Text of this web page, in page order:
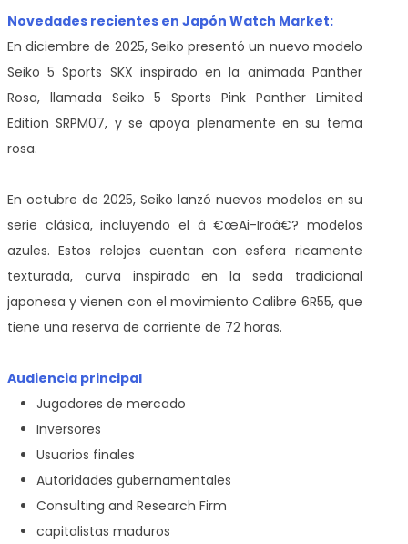
Novedades recientes en Japón Watch Market:
En diciembre de 2025, Seiko presentó un nuevo modelo
Seiko 5 Sports SKX inspirado en la animada Panther
Rosa, llamada Seiko 5 Sports Pink Panther Limited
Edition SRPM07, y se apoya plenamente en su tema
rosa.
En octubre de 2025, Seiko lanzó nuevos modelos en su
serie clásica, incluyendo el â €œAi-Iroâ€? modelos
azules. Estos relojes cuentan con esfera ricamente
texturada, curva inspirada en la seda tradicional
japonesa y vienen con el movimiento Calibre 6R55, que
tiene una reserva de corriente de 72 horas.
Audiencia principal
Jugadores de mercado
Inversores
Usuarios finales
Autoridades gubernamentales
Consulting and Research Firm
capitalistas maduros